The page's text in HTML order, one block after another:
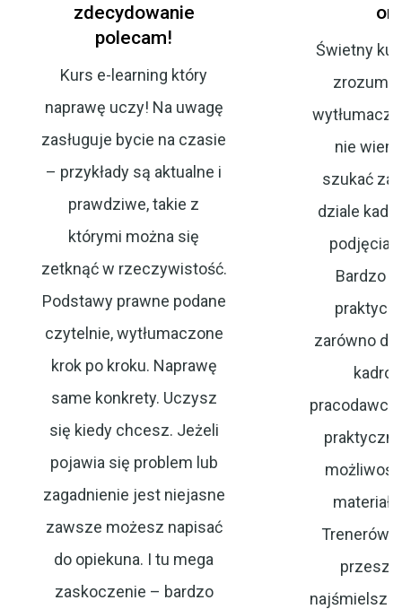
zdecydowanie
polecam!
Kurs e-learning który
naprawę uczy! Na uwagę
zasługuje bycie na czasie
– przykłady są aktualne i
prawdziwe, takie z
którymi można się
zetknąć w rzeczywistość.
Podstawy prawne podane
czytelnie, wytłumaczone
krok po kroku. Naprawę
same konkrety. Uczysz
się kiedy chcesz. Jeżeli
pojawia się problem lub
zagadnienie jest niejasne
zawsze możesz napisać
do opiekuna. I tu mega
zaskoczenie – bardzo
Świetny
nie
szukać
dziale kadr,
podjęcia
Bardzo
zarówno
Trenerów
najśmielsze